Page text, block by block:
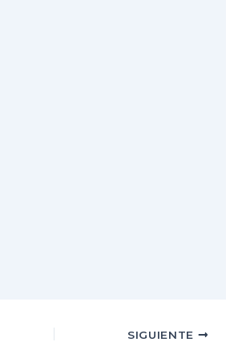
SIGUIENTE